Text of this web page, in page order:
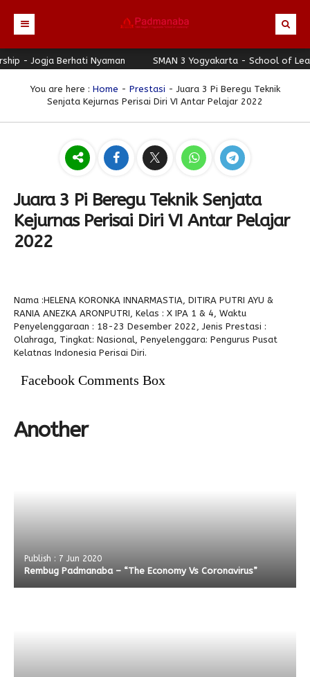
Beranda
Profil
Struktur Organisasi
Kolom Siswa
Guru & Karyawan
Padmanaba Smart Service
Majalah Digital
Padstory
Antologi Puisi 1
Antologi Puisi 3
Antologi Cerpen B.Inggris
Eskul
Kegiatan Kemitraan
Video
Hubungi Kami
Majalah Progresif
Event Padmanaba
Penbes 2026
PPDB
Alumni
Jogja Berhati Nyaman SMAN 3 Yogyakarta - School of
You are here : Home - Prestasi - Juara 3 Pi Beregu Teknik
Senjata Kejurnas Perisai Diri VI Antar Pelajar 2022
Juara 3 Pi Beregu Teknik Senjata
Kejurnas Perisai Diri VI Antar Pelajar
2022
Nama :HELENA KORONKA INNARMASTIA, DITIRA PUTRI AYU &
RANIA ANEZKA ARONPUTRI, Kelas : X IPA 1 & 4, Waktu
Penyelenggaraan : 18-23 Desember 2022, Jenis Prestasi :
Olahraga, Tingkat: Nasional, Penyelenggara: Pengurus Pusat
Kelatnas Indonesia Perisai Diri.
Facebook Comments Box
Another
Publish : 7 Jun 2020
Rembug Padmanaba – “The Economy Vs Coronavirus”